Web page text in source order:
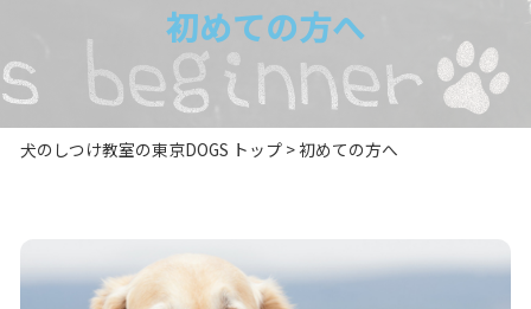
初めての方へ
犬のしつけ教室の東京DOGS トップ >初めての方へ